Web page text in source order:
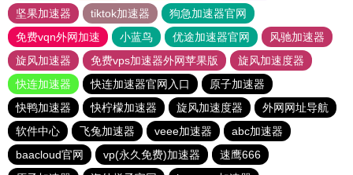
坚果加速器
tiktok加速器
狗急加速器官网
免费vqn外网加速
小蓝鸟 优途加速器官网
风驰加速器
旋风加速器
免费vps加速器外网苹果版
旋风加速度器
快连加速器
快连加速器官网入口
原子加速器
快鸭加速器
快柠檬加速器 旋风加速度器
外网网址导航
软件中心
飞兔加速器 veee加速器
abc加速器
baacloud官网
vp(永久免费)加速器
速鹰666